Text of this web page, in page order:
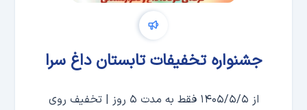
جشنواره تخفیفات تابستان داغ سرا
از ۱۴۰۵/۵/۵ فقط به مدت ۵ روز | تخفیف روی